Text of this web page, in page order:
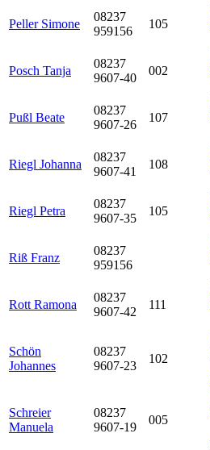
Peller Simone
08237
959156
105
Posch Tanja
08237
9607-40
002
Pußl Beate
08237
9607-26
107
Riegl Johanna
08237
9607-41
108
Riegl Petra
08237
9607-35
105
Riß Franz
08237
959156
Rott Ramona
08237
9607-42
111
Schön
Johannes
08237
9607-23
102
Schreier
Manuela
08237
9607-19
005